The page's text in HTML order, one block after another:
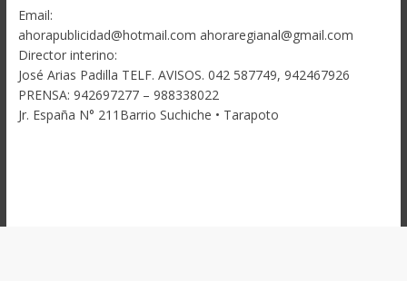
Email:
ahorapublicidad@hotmail.com ahoraregianal@gmail.com
Director interino:
José Arias Padilla TELF. AVISOS. 042 587749, 942467926
PRENSA: 942697277 – 988338022
Jr. España N° 211Barrio Suchiche • Tarapoto